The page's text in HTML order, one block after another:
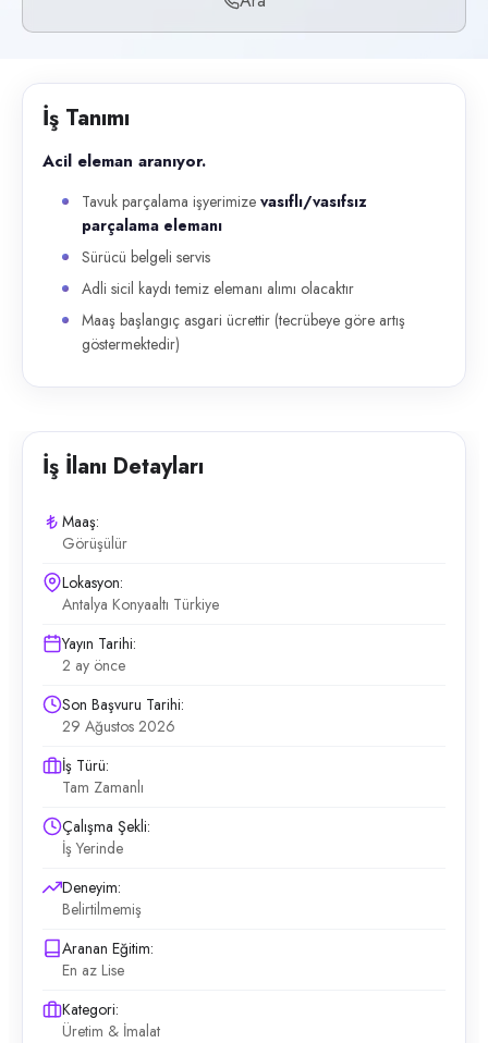
İlan açıklaması
Acil eleman aranıyor. Tavuk parçalama işyerimize vasıflı/vasıfsız
İş Tanımı
Acil eleman aranıyor.
Tavuk parçalama işyerimize vasıflı/vasıfsız
parçalama elemanı
Sürücü belgeli servis
Adli sicil kaydı temiz elemanı alımı olacaktır
Maaş başlangıç asgari ücrettir (tecrübeye göre artış
göstermektedir)
İş İlanı Detayları
Maaş:
Görüşülür
Lokasyon:
Antalya Konyaaltı Türkiye
Yayın Tarihi:
2 ay önce
Son Başvuru Tarihi:
29 Ağustos 2026
İş Türü:
Tam Zamanlı
Çalışma Şekli:
İş Yerinde
Deneyim:
Belirtilmemiş
Aranan Eğitim:
En az Lise
Kategori:
Üretim & İmalat